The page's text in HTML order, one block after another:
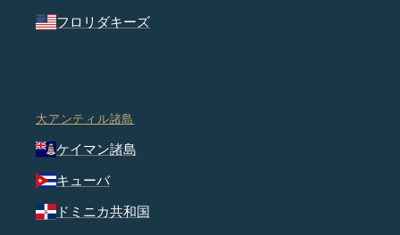
フロリダキーズ
大アンティル諸島
ケイマン諸島
キューバ
ドミニカ共和国